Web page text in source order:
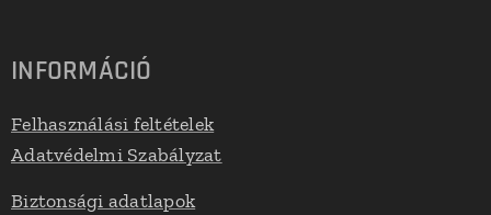
INFORMÁCIÓ
Felhasználási feltételek
Adatvédelmi Szabályzat
Biztonsági adatlapok